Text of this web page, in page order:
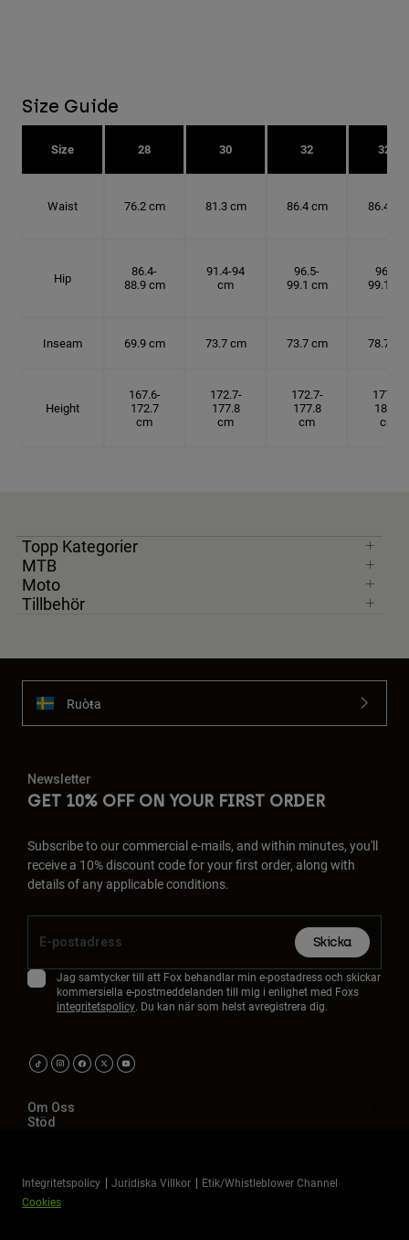
Size Guide
Size 28 30 32 32T
Waist 76.2 cm 81.3 cm 86.4 cm 86.4 cm
Hip
86.4-
88.9 cm
91.4-94
cm
96.5-
99.1 cm
96.5-
99.1 cm
Inseam 69.9 cm 73.7 cm 73.7 cm 78.7 cm
Height
167.6-
172.7
cm
172.7-
177.8
cm
172.7-
177.8
cm
177.8-
182.9
cm
Topp Kategorier
MTB
Moto
Tillbehör
Ruoŧŧa
Newsletter
GET 10% OFF ON YOUR FIRST ORDER
Subscribe to our commercial e-mails, and within minutes, you'll
receive a 10% discount code for your first order, along with
details of any applicable conditions.
Skicka
Jag samtycker till att Fox behandlar min e-postadress och skickar
kommersiella e-postmeddelanden till mig i enlighet med Foxs
integritetspolicy. Du kan när som helst avregistrera dig.
Om Oss
Stöd
Integritetspolicy Juridiska Villkor
Etik/Whistleblower Channel
Cookies